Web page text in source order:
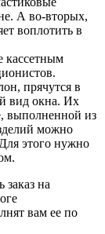
А во-вторых,
воплотить в
кассетным
прячутся в
вид окна. Их
выполненной из
можно
этого нужно
заказ на
вам ее по